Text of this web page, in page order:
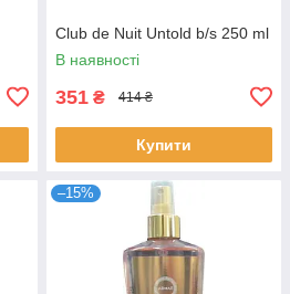
Club de Nuit Untold b/s 250 ml
В наявності
351 ₴ 414 ₴
Купити
–15%